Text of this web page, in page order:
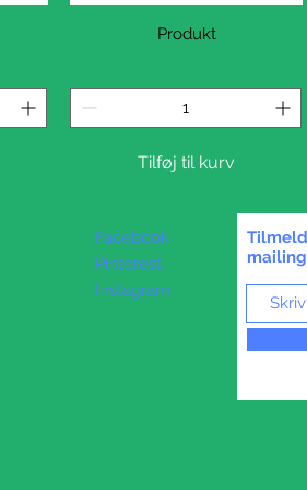
Hurtigvisning
Produkt
Tilføj til kurv
Facebook
Pinterest
Instagram